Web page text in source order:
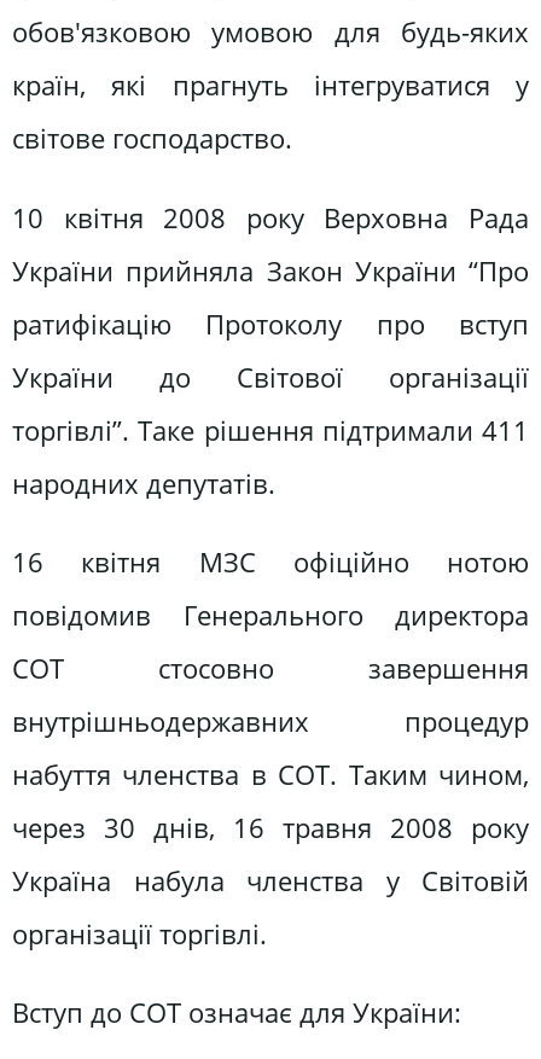
обов'язковою умовою для будь-яких
країн, які прагнуть інтегруватися у
світове господарство.
10 квітня 2008 року Верховна Рада
України прийняла Закон України “Про
ратифікацію Протоколу про вступ
України до Світової організації
торгівлі”. Таке рішення підтримали 411
народних депутатів.
16 квітня МЗС офіційно нотою
повідомив Генерального директора
СОТ стосовно завершення
внутрішньодержавних процедур
набуття членства в СОТ. Таким чином,
через 30 днів, 16 травня 2008 року
Україна набула членства у Світовій
організації торгівлі.
Вступ до СОТ означає для України: